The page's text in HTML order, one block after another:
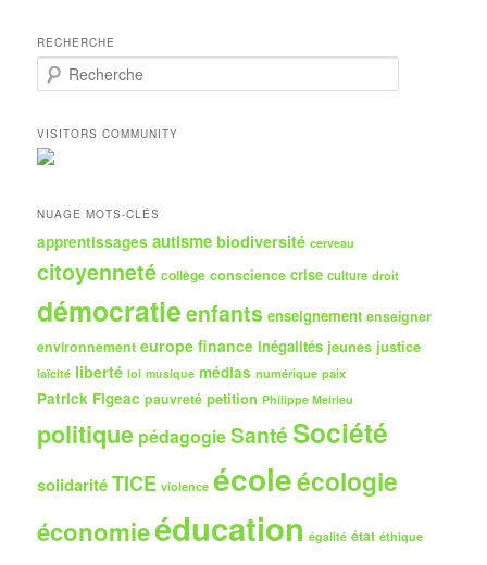
RECHERCHE
e
h
e
r
h
VISITORS COMMUNITY
NUAGE MOTS-CLÉS
apprentissages autisme biodiversité cerveau
citoyenneté collège conscience crise culture droit
démocratieenfants enseignement enseigner
environnement europe finance inégalités jeunes justice
laïcité liberté loi musique médias numérique paix
Patrick Figeac pauvreté petition Philippe Meirieu
politique pédagogieSantéSociété
solidaritéTICE violence écoleécologie
économieéducation égalité état éthique